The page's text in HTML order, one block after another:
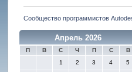
Сообщество программистов
Апрель 2026
П В С Ч П С
В
1
2 3 4 5